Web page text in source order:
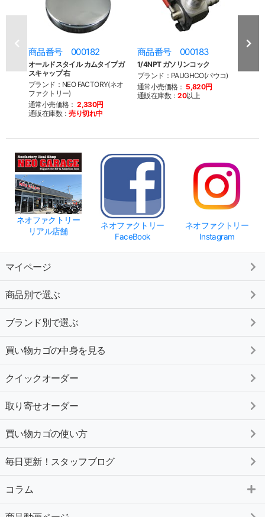
商品番号 000182
オールドスタイル カムタイプガ
スキャップ 右
ブランド：NEO FACTORY(ネオ
ファクトリー)
通常小売価格： 2,330円
通販在庫数：売り切れ中
商品番号 000183
1/4NPT ガソリンコック
ブランド：PAUGHCO(パウコ)
通常小売価格： 5,820円
通販在庫数：20以上
ネオファクトリー
リアル店舗
ネオファクトリー
FaceBook
ネオファクトリー
Instagram
マイページ
商品別で選ぶ
ブランド別で選ぶ
買い物カゴの中身を見る
クイックオーダー
取り寄せオーダー
買い物カゴの使い方
毎日更新！スタッフブログ
コラム